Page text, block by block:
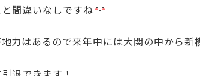
間違いなしですね
力はあるので来年中には大関の中から新